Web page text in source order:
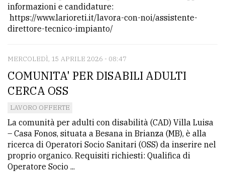
informazioni e candidature:
https://www.larioreti.it/lavora-con-noi/assistente-
direttore-tecnico-impianto/
MERCOLEDÌ, 15 APRILE 2026 - 08:47
COMUNITA' PER DISABILI ADULTI
CERCA OSS
LAVORO OFFERTE
La comunità per adulti con disabilità (CAD) Villa Luisa
– Casa Fonos, situata a Besana in Brianza (MB), è alla
ricerca di Operatori Socio Sanitari (OSS) da inserire nel
proprio organico. Requisiti richiesti: Qualifica di
Operatore Socio ...